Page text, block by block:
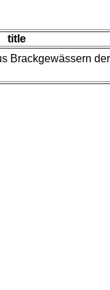
title
Brackgewässern der